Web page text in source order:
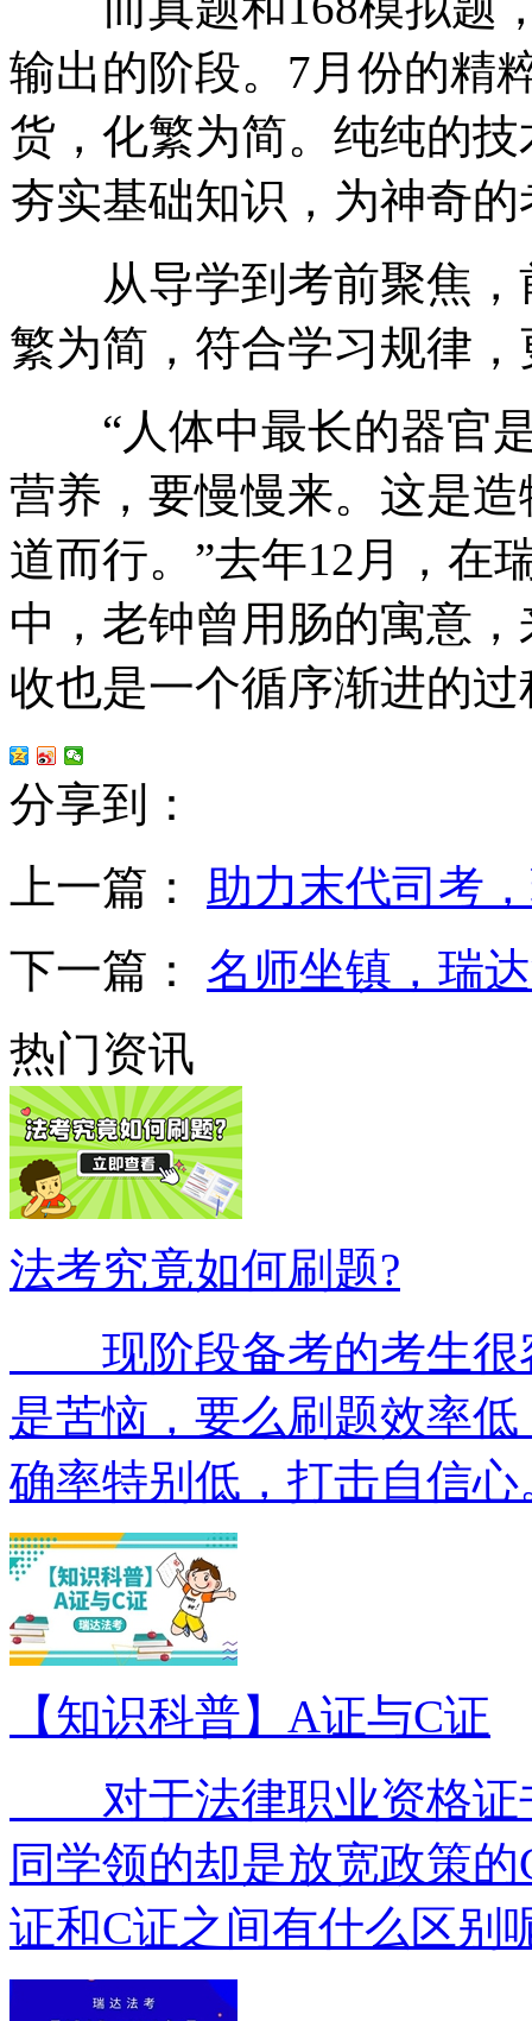
输出的阶段。7月份的精
货，化繁为简。纯纯的
夯实基础知识，为神奇
从导学到考前聚焦，
繁为简，符合学习规律
“人体中最长的器官是
营养，要慢慢来。这是
道而行。”去年12月，在
中，老钟曾用肠的寓意
收也是一个循序渐进的过
分享到：
上一篇：
助力末代司考
下一篇：
名师坐镇，瑞
热门资讯
法考究竟如何刷题?
现阶段备考的考生很
是苦恼，要么刷题效率
确率特别低，打击自信心
【知识科普】A证与C证
对于法律职业资格证
同学领的却是放宽政策
证和C证之间有什么区别